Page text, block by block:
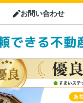
お問い合わせ